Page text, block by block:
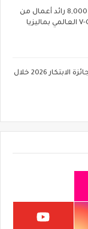
تشارك QN Maroc إلى جانب أكثر من 8,000 رائد أعمال من
فيليب موريس إنترناشيونال" تتوج بجائزة الابتكار 2026 خلال